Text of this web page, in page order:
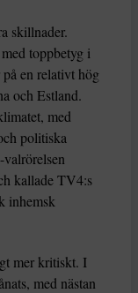
skillnader.
toppbetyg i
en relativt hög
och Estland.
med
politiska
kallade TV4:s
inhemsk
mer kritiskt. I
med nästan